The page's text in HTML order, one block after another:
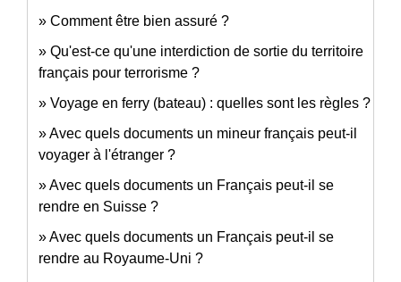
Comment être bien assuré ?
Qu'est-ce qu'une interdiction de sortie du territoire
français pour terrorisme ?
Voyage en ferry (bateau) : quelles sont les règles ?
Avec quels documents un mineur français peut-il
voyager à l'étranger ?
Avec quels documents un Français peut-il se
rendre en Suisse ?
Avec quels documents un Français peut-il se
rendre au Royaume-Uni ?